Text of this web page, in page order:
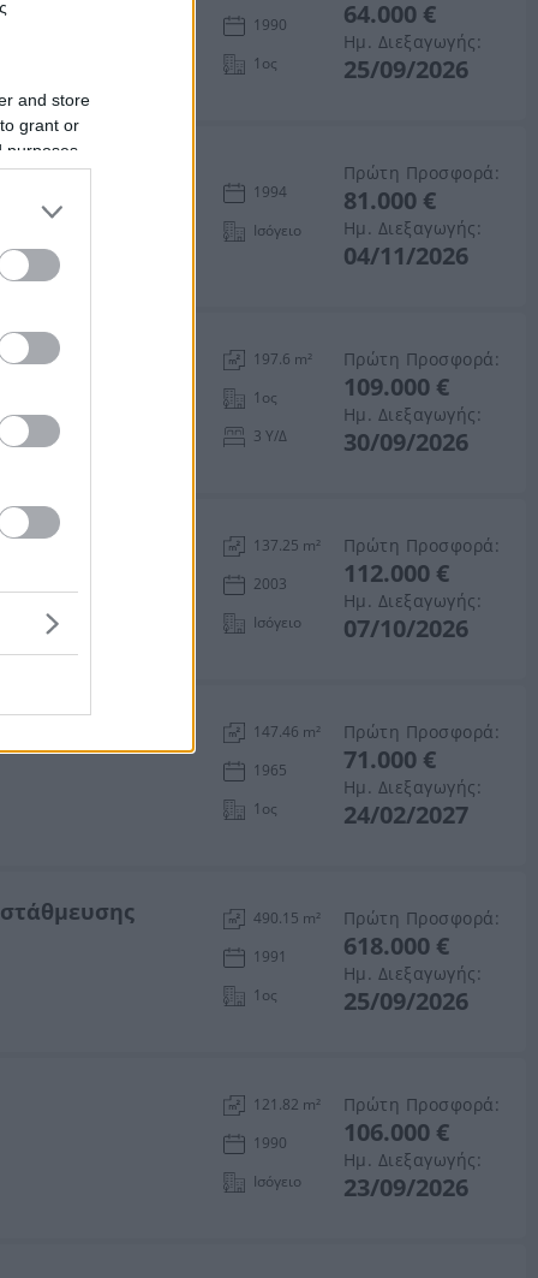
and store
grant or
purposes
1990
1ος
64.000 €
Ημ. Διεξαγωγής:
25/09/2026
501 τ.μ.
1994
Ισόγειο
Πρώτη Προσφορά:
81.000 €
Ημ. Διεξαγωγής:
04/11/2026
197.6 m²
1ος
3 Υ/Δ
Πρώτη Προσφορά:
109.000 €
Ημ. Διεξαγωγής:
30/09/2026
137.25 m²
2003
Ισόγειο
Πρώτη Προσφορά:
112.000 €
Ημ. Διεξαγωγής:
07/10/2026
50 τ.μ.
147.46 m²
1965
1ος
Πρώτη Προσφορά:
71.000 €
Ημ. Διεξαγωγής:
24/02/2027
490.15 m²
1991
1ος
Πρώτη Προσφορά:
618.000 €
Ημ. Διεξαγωγής:
25/09/2026
121.82 m²
1990
Ισόγειο
Πρώτη Προσφορά:
106.000 €
Ημ. Διεξαγωγής:
23/09/2026